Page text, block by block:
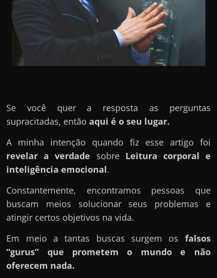
e
c
a
t
o
?
P
e
s
a
n
Se você quer a resposta as perguntas
supracitadas, então aqui é o seu lugar.
A minha intenção quando fiz esse artigo foi
revelar a verdade sobre Leitura corporal e
inteligência emocional.
Constantemente, encontramos pessoas que
buscam meios solucionar seus problemas e
atingir certos objetivos na vida.
Em meio a tantas buscas surgem os falsos
“gurus” que prometem o mundo e não
oferecem nada.